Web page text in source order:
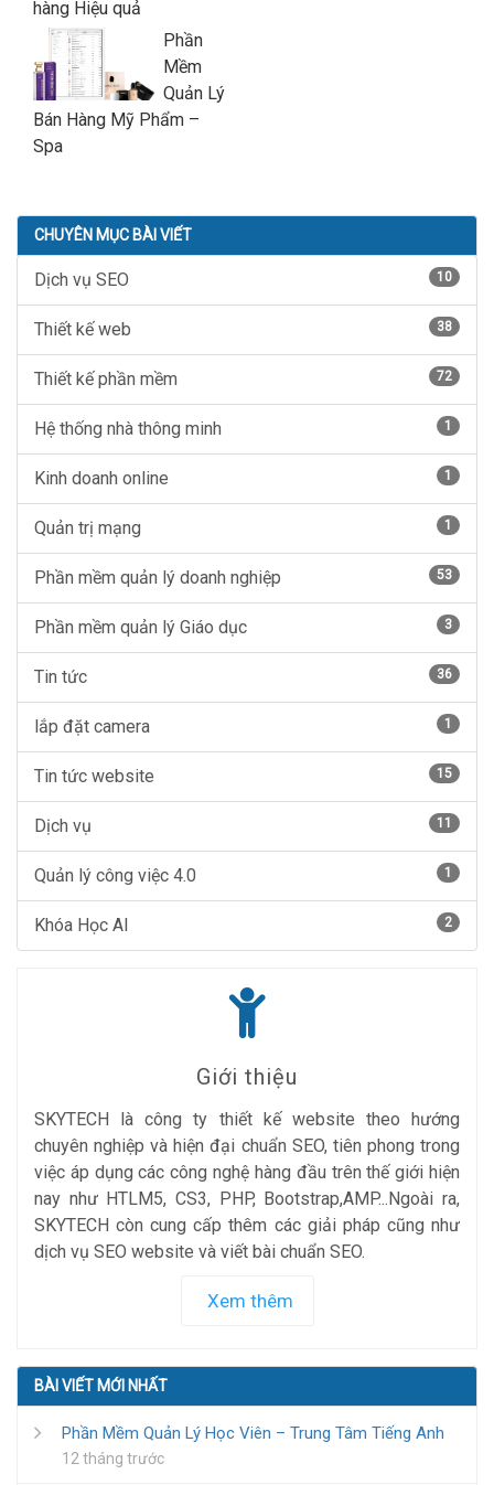
hàng Hiệu quả
Phần
Mềm
Quản Lý
Bán Hàng Mỹ Phẩm –
Spa
CHUYÊN MỤC BÀI VIẾT
Dịch vụ SEO 10
Thiết kế web 38
Thiết kế phần mềm 72
Hệ thống nhà thông minh 1
Kinh doanh online 1
Quản trị mạng 1
Phần mềm quản lý doanh nghiệp 53
Phần mềm quản lý Giáo dục 3
Tin tức 36
lắp đặt camera 1
Tin tức website 15
Dịch vụ 11
Quản lý công việc 4.0 1
Khóa Học AI 2
Giới thiệu
SKYTECH là công ty thiết kế website theo hướng
chuyên nghiệp và hiện đại chuẩn SEO, tiên phong trong
việc áp dụng các công nghệ hàng đầu trên thế giới hiện
nay như HTLM5, CS3, PHP, Bootstrap,AMP...Ngoài ra,
SKYTECH còn cung cấp thêm các giải pháp cũng như
dịch vụ SEO website và viết bài chuẩn SEO.
Xem thêm
BÀI VIẾT MỚI NHẤT
Phần Mềm Quản Lý Học Viên – Trung Tâm Tiếng Anh
12 tháng trước